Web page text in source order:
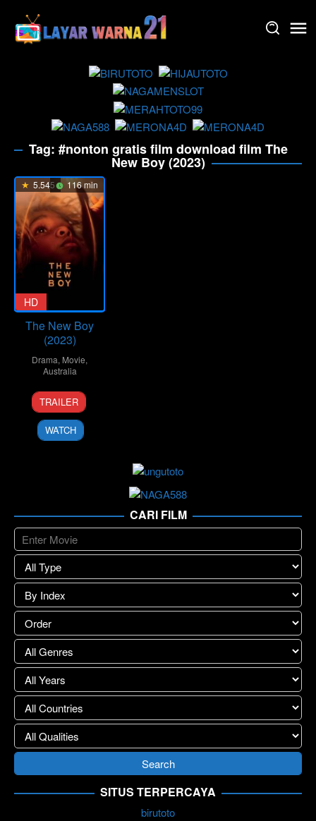
content
Tag: #nonton gratis film download film The
New Boy (2023)
5.545 116 min
HD
The New Boy
(2023)
Drama, Movie,
Australia
6
Jul
2023
Warwick
Thornton
TRAILER
WATCH
CARI FILM
SITUS TERPERCAYA
birutoto